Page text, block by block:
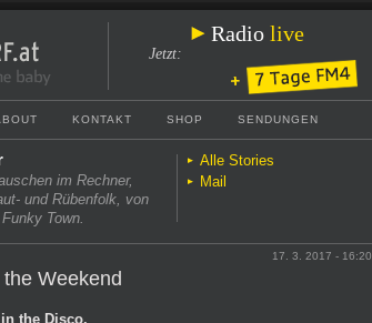
Radio live
Jetzt:
KONTAKT SHOP SENDUNGEN
im Rechner,
und Rübenfolk, von
Town.
Alle Stories
Mail
17. 3. 2017 - 16:20
Weekend
the Disco.